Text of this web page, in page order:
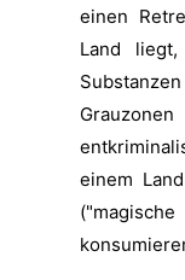
einen
Land
einem